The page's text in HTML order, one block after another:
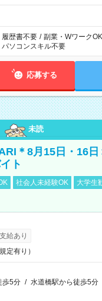
る可能性があります
履歴書不要 / 副業・WワークOK
パソコンスキル不要
応募する
未読
＊8月15日・16
ト
社会人未経験OK
大学生
給あり
定有り）
歩5分 / 水道橋駅から徒歩5分